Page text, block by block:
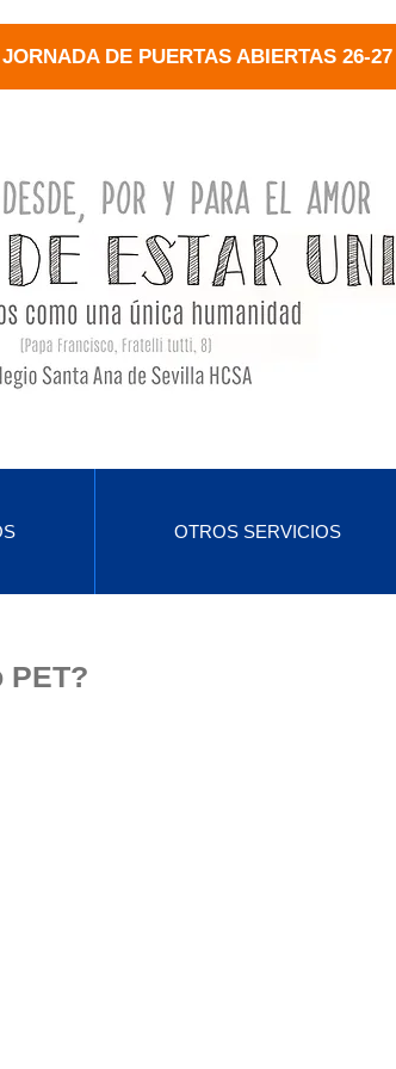
JORNADA DE PUERTAS ABIERTAS 26-27
OTROS SERVICIOS
PET?